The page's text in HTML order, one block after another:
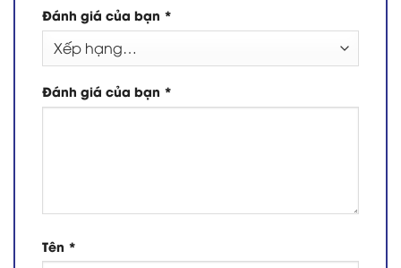
Đánh giá của bạn *
Đánh giá của bạn *
Tên *